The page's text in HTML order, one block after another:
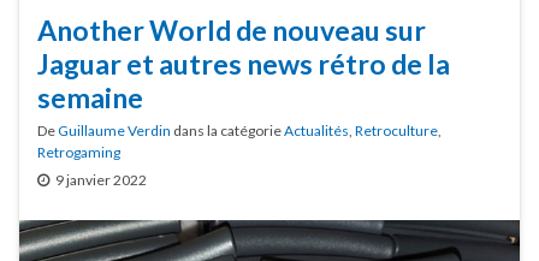
Another World de nouveau sur
Jaguar et autres news rétro de la
semaine
DeGuillaume Verdin dans la catégorieActualités Retroculture
Retrogaming
9 janvier 2022